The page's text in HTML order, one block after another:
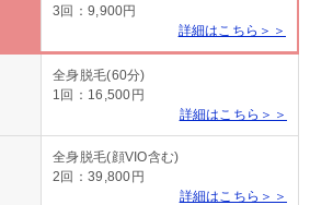
3回：9,900円
詳細はこちら＞＞
全身脱毛(60分)
1回：16,500円
詳細はこちら＞＞
全身脱毛(顔VIO含む)
2回：39,800円
詳細はこちら＞＞